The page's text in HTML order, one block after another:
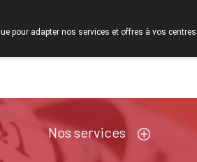
Nos services
pour adapter nos services et offres à vos